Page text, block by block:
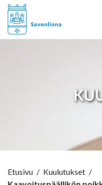
Etusivu / Kuulutukset /